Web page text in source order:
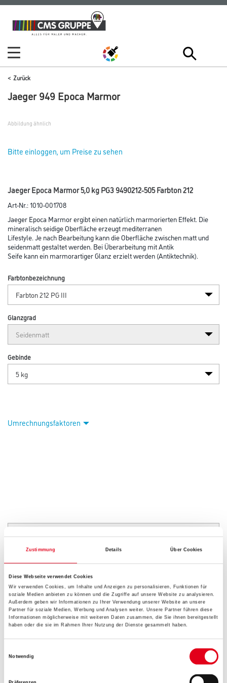
Zustimmung Details Über Cookies
Diese Webseite verwendet Cookies
Wir verwenden Cookies, um Inhalte und Anzeigen zu personalisieren, Funktionen für
soziale Medien anbieten zu können und die Zugriffe auf unsere Website zu analysieren.
Außerdem geben wir Informationen zu Ihrer Verwendung unserer Website an unsere
Partner für soziale Medien, Werbung und Analysen weiter. Unsere Partner führen diese
Informationen möglicherweise mit weiteren Daten zusammen, die Sie ihnen bereitgestellt
haben oder die sie im Rahmen Ihrer Nutzung der Dienste gesammelt haben.
Notwendig
Zum
Inhalt
Zum
Navigationsmenü
Zurück
Jaeger 949 Epoca Marmor
Abbildung ähnlich
Bitte einloggen, um Preise zu sehen
Jaeger Epoca Marmor 5,0 kg PG3 9490212-505 Farbton 212
Art-Nr.:1010-001708
Jaeger Epoca Marmor ergibt einen natürlich marmorierten Effekt. Die
mineralisch seidige Oberfläche erzeugt mediterranen
Lifestyle. Je nach Bearbeitung kann die Oberfläche zwischen matt und
seidenmatt gestaltet werden. Bei Überarbeitung mit Antik
Seife kann ein marmorartiger Glanz erzielt werden (Antiktechnik).
Farbtonbezeichnung
Glanzgrad
Gebinde
Umrechnungsfaktoren
PRODUKTEIGENSCHAFTEN
Produkteigenschaft
- Mit natürlichem Löschkalk
- Rationell und leicht zu verarbeiten
- Reißt nicht
- Unbrennbar
- Umweltverträglich
- Atmungsaktive Oberfläche
- Sehr gut wasserdampfdiffusionsfähig (410g/m² in 24 Std. (DIN
53122), µ=50, Sd=0,04 m)
Während der gesamten Verarbeitungs- und Trocknungszeit darf